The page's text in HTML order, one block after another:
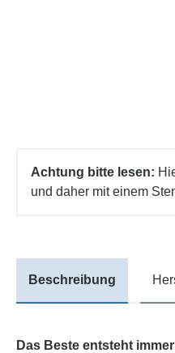
Achtung bitte lesen:
und daher mit einem
Beschreibung
Das Beste entsteht